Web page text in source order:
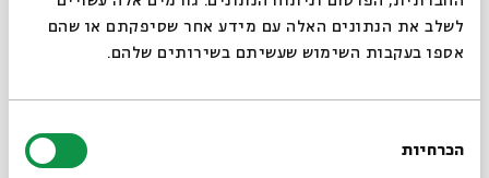
לשלב את הנתונים האלה עם מידע אחר שסיפקתם או שהם
אספו בעקבות השימוש שעשיתם בשירותים שלהם.
הסכמה
הכרחיות
פרופ'עודד ישראלי הוא ראש המחלקה למחשבת ישראל ע"ש
גולדשטיין-גורן באוניברסיטת בן גוריון בנגב. חוקר קבלה
הזוהר" ו"ר' משה בן נחמן: ביוגרפיה אינטלקטואלית".